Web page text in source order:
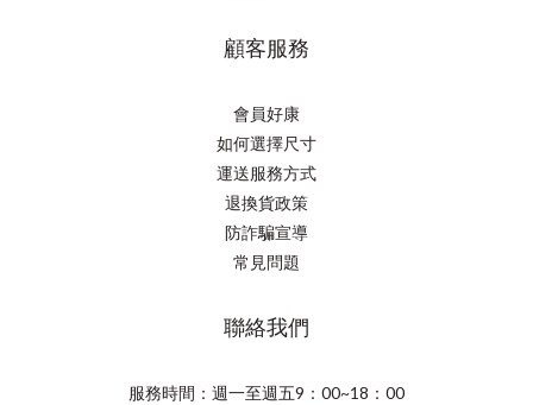
顧客服務
會員好康
如何選擇尺寸
運送服務方式
退換貨政策
防詐騙宣導
常見問題
聯絡我們
服務時間：週一至週五9：00~18：00